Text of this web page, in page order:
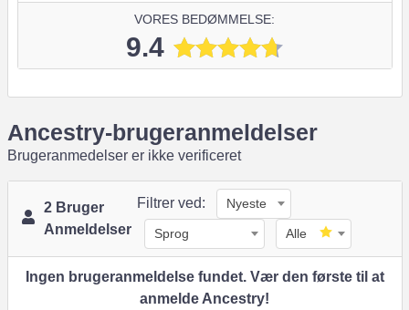
VORES BEDØMMELSE:
9.4
Ancestry-brugeranmeldelser
Brugeranmedelser er ikke verificeret
2 Bruger
Anmeldelser
Filtrer ved: Nyeste
Sprog Alle
Ingen brugeranmeldelse fundet. Vær den første til at
anmelde Ancestry!